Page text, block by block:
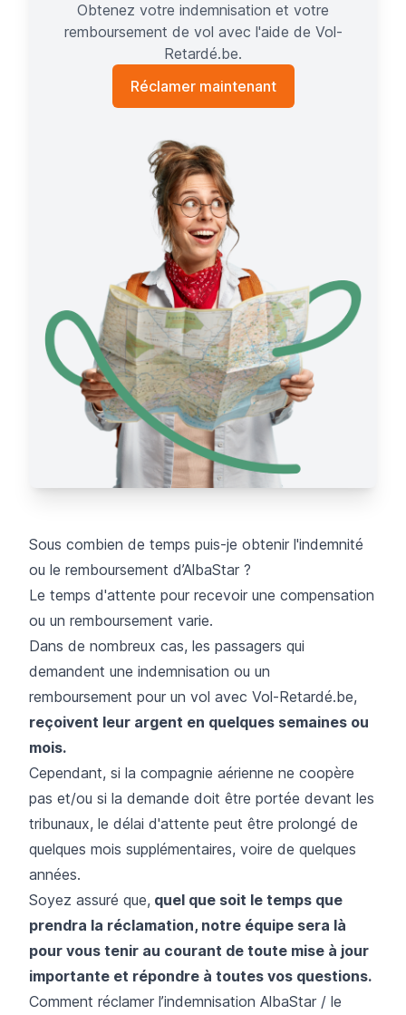
Obtenez votre indemnisation et votre
remboursement de vol avec l'aide de Vol-
Retardé.be.
Réclamer maintenant
Sous combien de temps puis-je obtenir l'indemnité
ou le remboursement d’AlbaStar ?
Le temps d'attente pour recevoir une compensation
ou un remboursement varie.
Dans de nombreux cas, les passagers qui
demandent une indemnisation ou un
remboursement pour un vol avec Vol-Retardé.be,
reçoivent leur argent en quelques semaines ou
mois.
Cependant, si la compagnie aérienne ne coopère
pas et/ou si la demande doit être portée devant les
tribunaux, le délai d'attente peut être prolongé de
quelques mois supplémentaires, voire de quelques
années.
Soyez assuré que, quel que soit le temps que
prendra la réclamation, notre équipe sera là
pour vous tenir au courant de toute mise à jour
importante et répondre à toutes vos questions.
Comment réclamer l’indemnisation AlbaStar / le